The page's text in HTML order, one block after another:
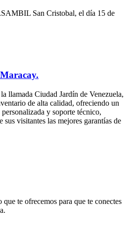
San Cristobal, el día 15 de
llamada Ciudad Jardín de Venezuela,
de alta calidad, ofreciendo un
y soporte técnico,
visitantes las mejores garantías de
te ofrecemos para que te conectes